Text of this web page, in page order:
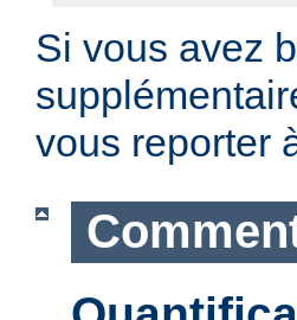
Si vous avez
vous reporter